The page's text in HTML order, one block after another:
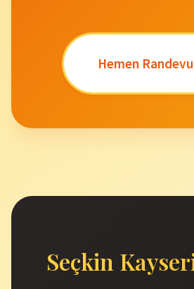
Hemen Randevu
Seçkin